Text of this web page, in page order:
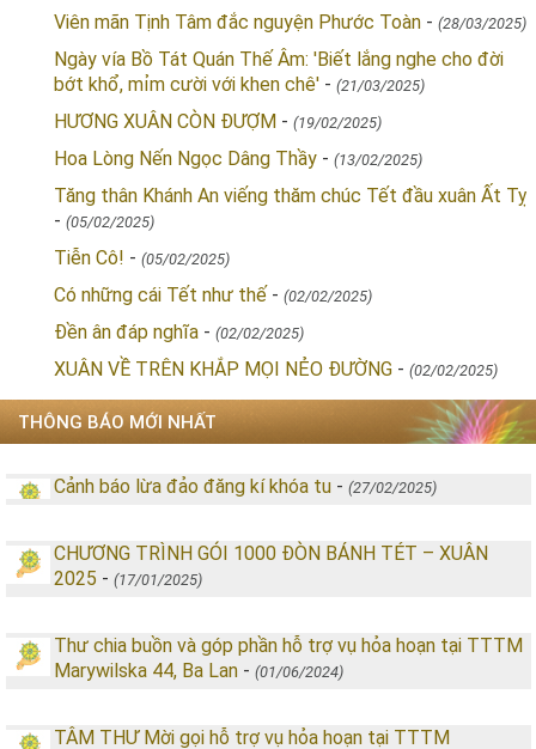
Viên mãn Tịnh Tâm đắc nguyện Phước Toàn - (28/03/2025)
Ngày vía Bồ Tát Quán Thế Âm: 'Biết lắng nghe cho đời
bớt khổ, mỉm cười với khen chê' - (21/03/2025)
HƯƠNG XUÂN CÒN ĐƯỢM - (19/02/2025)
Hoa Lòng Nến Ngọc Dâng Thầy - (13/02/2025)
Tăng thân Khánh An viếng thăm chúc Tết đầu xuân Ất Tỵ
- (05/02/2025)
Tiễn Cô! - (05/02/2025)
Có những cái Tết như thế - (02/02/2025)
Đền ân đáp nghĩa - (02/02/2025)
XUÂN VỀ TRÊN KHẮP MỌI NẺO ĐƯỜNG - (02/02/2025)
THÔNG BÁO MỚI NHẤT
Cảnh báo lừa đảo đăng kí khóa tu - (27/02/2025)
CHƯƠNG TRÌNH GÓI 1000 ĐÒN BÁNH TÉT – XUÂN
2025 - (17/01/2025)
Thư chia buồn và góp phần hỗ trợ vụ hỏa hoạn tại TTTM
Marywilska 44, Ba Lan - (01/06/2024)
TÂM THƯ Mời gọi hỗ trợ vụ hỏa hoạn tại TTTM